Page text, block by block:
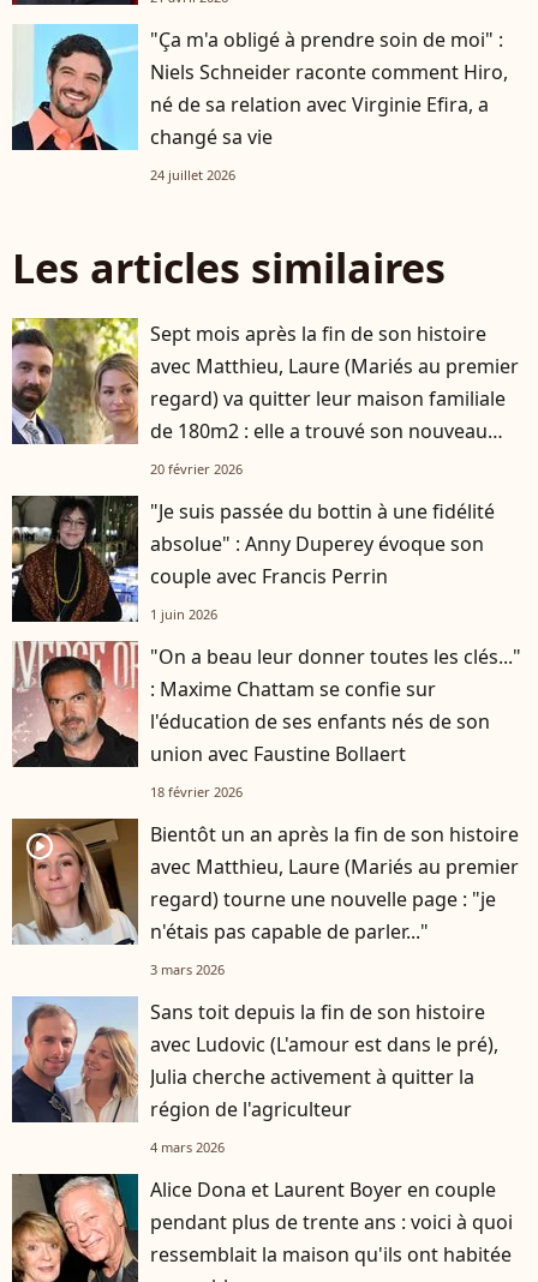
"Ça m'a obligé à prendre soin de moi" :
Niels Schneider raconte comment Hiro,
né de sa relation avec Virginie Efira, a
changé sa vie
24 juillet 2026
Les articles similaires
Sept mois après la fin de son histoire
avec Matthieu, Laure (Mariés au premier
regard) va quitter leur maison familiale
de 180m2 : elle a trouvé son nouveau
logement
20 février 2026
"Je suis passée du bottin à une fidélité
absolue" : Anny Duperey évoque son
couple avec Francis Perrin
1 juin 2026
"On a beau leur donner toutes les clés..."
: Maxime Chattam se confie sur
l'éducation de ses enfants nés de son
union avec Faustine Bollaert
18 février 2026
player2
Bientôt un an après la fin de son histoire
avec Matthieu, Laure (Mariés au premier
regard) tourne une nouvelle page : "je
n'étais pas capable de parler..."
3 mars 2026
Sans toit depuis la fin de son histoire
avec Ludovic (L'amour est dans le pré),
Julia cherche activement à quitter la
région de l'agriculteur
4 mars 2026
Alice Dona et Laurent Boyer en couple
pendant plus de trente ans : voici à quoi
ressemblait la maison qu'ils ont habitée